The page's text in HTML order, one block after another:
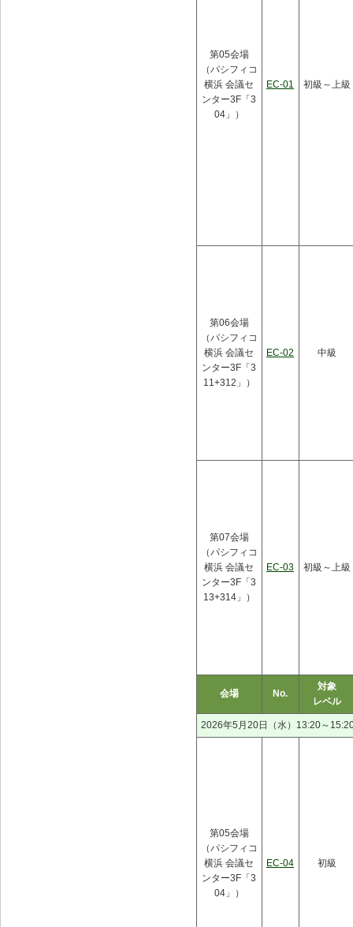
第05会場
（パシフィコ
横浜 会議セ
ンター3F「3
04」）
EC-01 初級～上級
第06会場
（パシフィコ
横浜 会議セ
ンター3F「3
11+312」）
EC-02 中級
第07会場
（パシフィコ
横浜 会議セ
ンター3F「3
13+314」）
EC-03 初級～上級
会場 No.
対象
レベル
2026年5月20日（水）13:20～
第05会場
（パシフィコ
横浜 会議セ
ンター3F「3
04」）
EC-04 初級